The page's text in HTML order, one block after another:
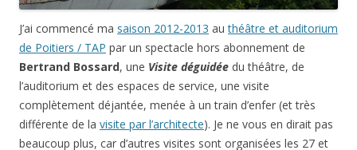
J’ai commencé ma saison 2012-2013 authéâtre et auditorium
de Poitiers / TAP par un spectacle hors abonnement de
Bertrand Bossard, une Visite déguidée du théâtre, de
l’auditorium et des espaces de service, une visite
complètement déjantée, menée à un train d’enfer (et très
différente de la visite par l’architecte). Je ne vous en dirait pas
beaucoup plus, car d’autres visites sont organisées les 27 et